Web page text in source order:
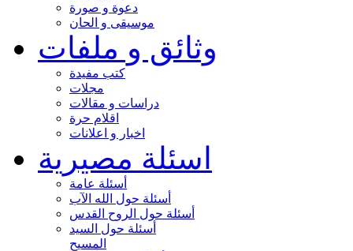
دعوة و صورة
موسيقى و الحان
وثائق و ملفات
كتب مفيدة
مجلات
دراسات و مقالات
اقلام حرة
اخبار و اعلانات
اسئلة مصيرية
أسئلة عامة
أسئلة حول الله الآب
أسئلة حول الروح القدس
أسئلة حول السيد
المسيح